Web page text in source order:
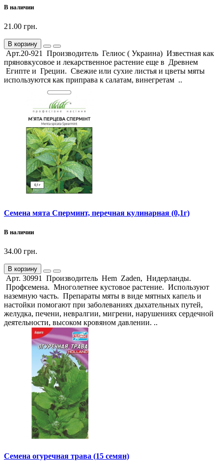
В наличии
21.00 грн.
В корзину
Арт.20-921 Производитель Гелиос ( Украина) Известная как
пряновкусовое и лекарственное растение еще в Древнем
Египте и Греции. Свежие или сухие листья и цветы мяты
используются как приправа к салатам, винегретам ..
Семена мята Сперминт, перечная кулинарная (0,1г)
В наличии
34.00 грн.
В корзину
Арт. 30991 Производитель Hem Zaden, Нидерланды.
Профсемена. Многолетнее кустовое растение. Используют
наземную часть. Препараты мяты в виде мятных капель и
настойки помогают при заболеваниях дыхательных путей,
желудка, печени, невралгии, мигрени, нарушениях сердечной
деятельности, высоком кровяном давлении. ..
Семена огуречная трава (15 семян)